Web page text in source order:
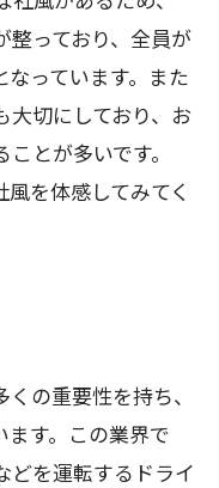
整っており、全員が
っています。また
大切にしており、お
とが多いです。
を体感してみてく
の重要性を持ち、
す。この業界で
どを運転するドライ